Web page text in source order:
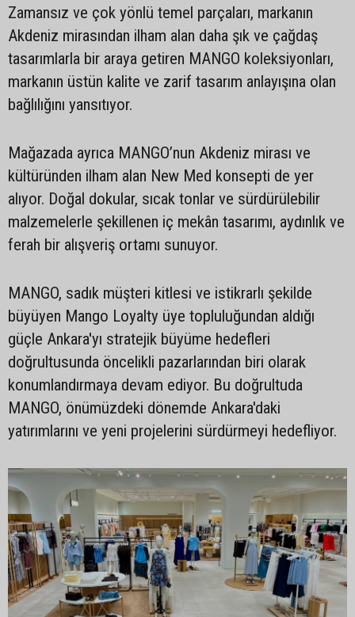
Zamansız ve çok yönlü temel parçaları, markanın
Akdeniz mirasından ilham alan daha şık ve çağdaş
tasarımlarla bir araya getiren MANGO koleksiyonları,
markanın üstün kalite ve zarif tasarım anlayışına olan
bağlılığını yansıtıyor.
Mağazada ayrıca MANGO’nun Akdeniz mirası ve
kültüründen ilham alan New Med konsepti de yer
alıyor. Doğal dokular, sıcak tonlar ve sürdürülebilir
malzemelerle şekillenen iç mekân tasarımı, aydınlık ve
ferah bir alışveriş ortamı sunuyor.
MANGO, sadık müşteri kitlesi ve istikrarlı şekilde
büyüyen Mango Loyalty üye topluluğundan aldığı
güçle Ankara'yı stratejik büyüme hedefleri
doğrultusunda öncelikli pazarlarından biri olarak
konumlandırmaya devam ediyor. Bu doğrultuda
MANGO, önümüzdeki dönemde Ankara'daki
yatırımlarını ve yeni projelerini sürdürmeyi hedefliyor.